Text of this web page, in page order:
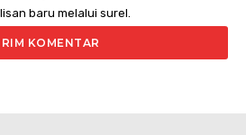
baru melalui surel.